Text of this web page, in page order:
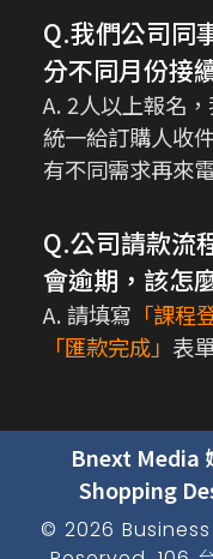
Q.我們公司同
分不同月份接
A. 2人以上報名
統一給訂購人收
有不同需求再來
Q.公司請款流
會逾期，該怎
A. 請填寫 「課程
「匯款完成」 表
Bnext Media
Shopping
© 2026